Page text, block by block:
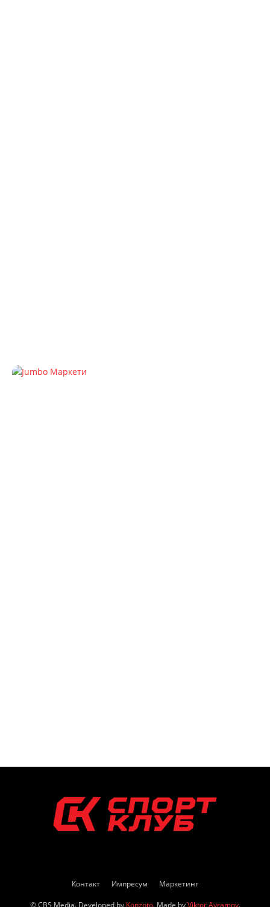
Контакт Импресум Маркетинг
© CBS Media. Developed by Konzoto. Made byViktor Avramov.